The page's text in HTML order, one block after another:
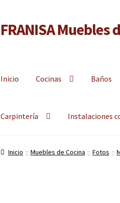
Ir
a
Ir
al
FRANISA Muebles
Inicio Cocinas Baños
Carpintería Instalaciones
Inicio Muebles de Cocina Fotos